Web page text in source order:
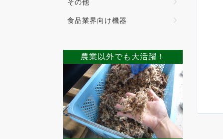
その他
食品業界向け機器
農業以外でも大活躍！